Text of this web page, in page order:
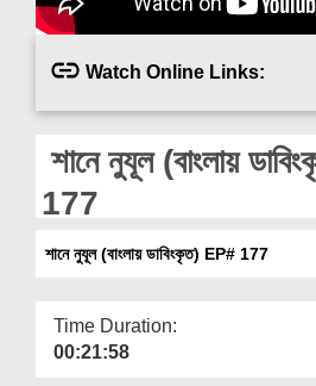
Magazine
Departments
Watch Online Links:
শানে নুযূল (বাংলায়
177
শানে নুযূল (বাংলায় ডাবিংকৃত) EP# 177
Time Duration:
00:21:58